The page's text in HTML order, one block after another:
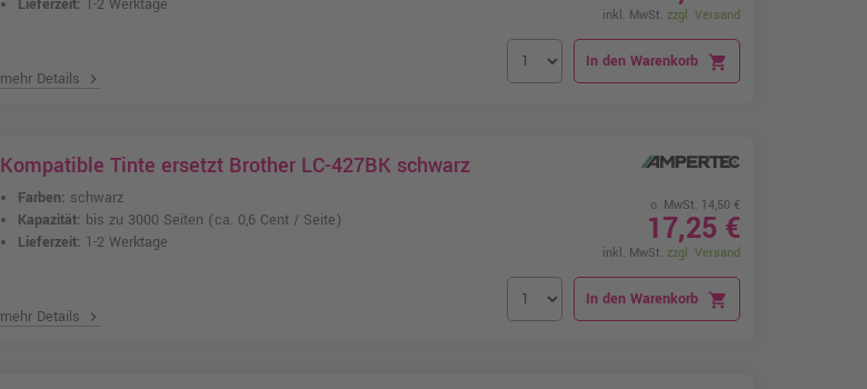
Lieferzeit: 1-2 Werktage
mehr Details chevron_right
inkl. MwSt. zzgl. Versand
In den Warenkorb shopping_cart
Kompatible Tinte ersetzt Brother LC-427BK schwarz
Farben: schwarz
Kapazität: bis zu 3000 Seiten (ca. 0,6 Cent / Seite)
Lieferzeit: 1-2 Werktage
mehr Details chevron_right
o. MwSt. 14,50 €
17,25 €
inkl. MwSt. zzgl. Versand
In den Warenkorb shopping_cart